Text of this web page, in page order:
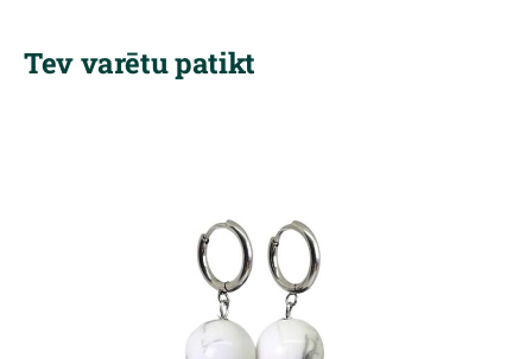
Tev varētu patikt